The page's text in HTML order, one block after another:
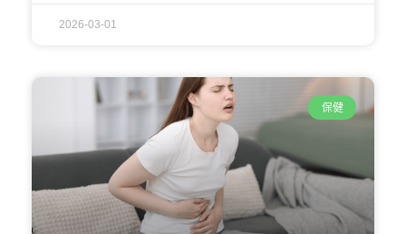
2026-03-01
保健